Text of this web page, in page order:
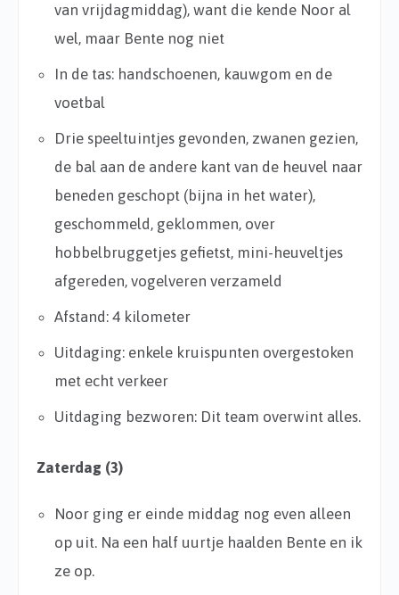
van vrijdagmiddag), want die kende Noor al
wel, maar Bente nog niet
In de tas: handschoenen, kauwgom en de
voetbal
Drie speeltuintjes gevonden, zwanen gezien,
de bal aan de andere kant van de heuvel naar
beneden geschopt (bijna in het water),
geschommeld, geklommen, over
hobbelbruggetjes gefietst, mini-heuveltjes
afgereden, vogelveren verzameld
Afstand: 4 kilometer
Uitdaging: enkele kruispunten overgestoken
met echt verkeer
Uitdaging bezworen: Dit team overwint alles.
Zaterdag (3)
Noor ging er einde middag nog even alleen
op uit. Na een half uurtje haalden Bente en ik
ze op.